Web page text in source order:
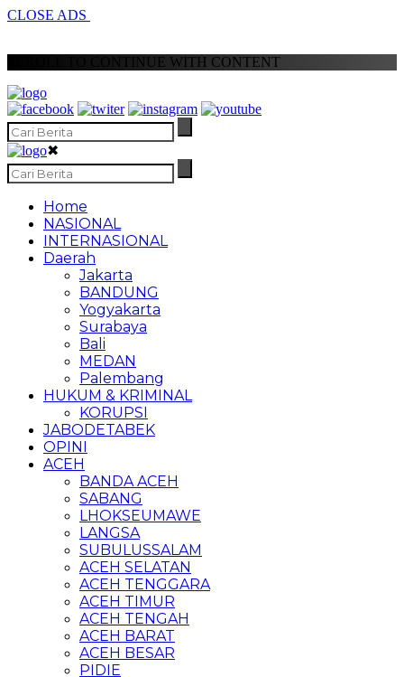
CLOSE ADS
SCROLL TO CONTINUE WITH CONTENT
✖
Home
NASIONAL
INTERNASIONAL
Daerah
Jakarta
BANDUNG
Yogyakarta
Surabaya
Bali
MEDAN
Palembang
HUKUM & KRIMINAL
KORUPSI
JABODETABEK
OPINI
ACEH
BANDA ACEH
SABANG
LHOKSEUMAWE
LANGSA
SUBULUSSALAM
ACEH SELATAN
ACEH TENGGARA
ACEH TIMUR
ACEH TENGAH
ACEH BARAT
ACEH BESAR
PIDIE